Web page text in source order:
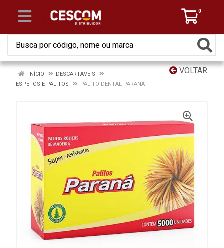
0
VOLTAR
INÍCIO
DESCARTAVEIS
ESPETOS E PALITOS
PALITO DENTAL PARANÁ